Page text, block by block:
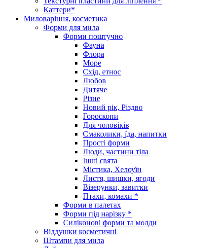
Каттери*
Миловаріння, косметика
Форми для мила
Форми поштучно
Фауна
Флора
Море
Схід, етнос
Любов
Дитяче
Різне
Новий рік, Різдво
Гороскопи
Для чоловіків
Смаколики, їда, напитки
Прості форми
Люди, частини тіла
Інші свята
Містика, Хелоуїн
Листя, шишки, ягоди
Візерунки, завитки
Птахи, комахи *
Форми в палетах
Форми під нарізку *
Силіконові форми та молди
Віддушки косметичні
Штампи для мила